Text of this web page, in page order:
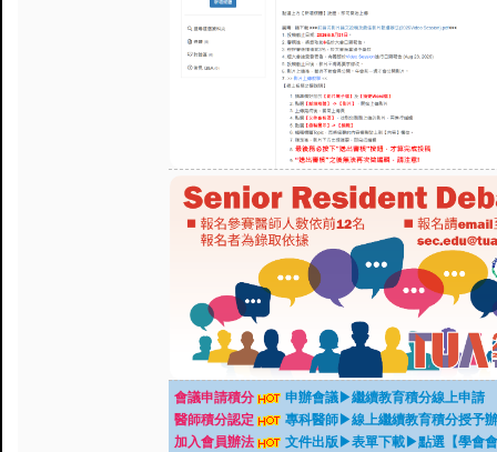
會議申請積分
申辦會議▶繼續教育積分線上申請
醫師積分認定
專科醫師▶線上繼續教育積分授予
加入會員辦法
文件出版▶表單下載▶點選【學會